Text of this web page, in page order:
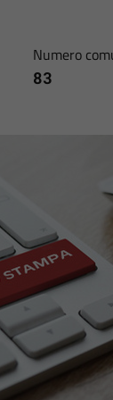
Numero
83